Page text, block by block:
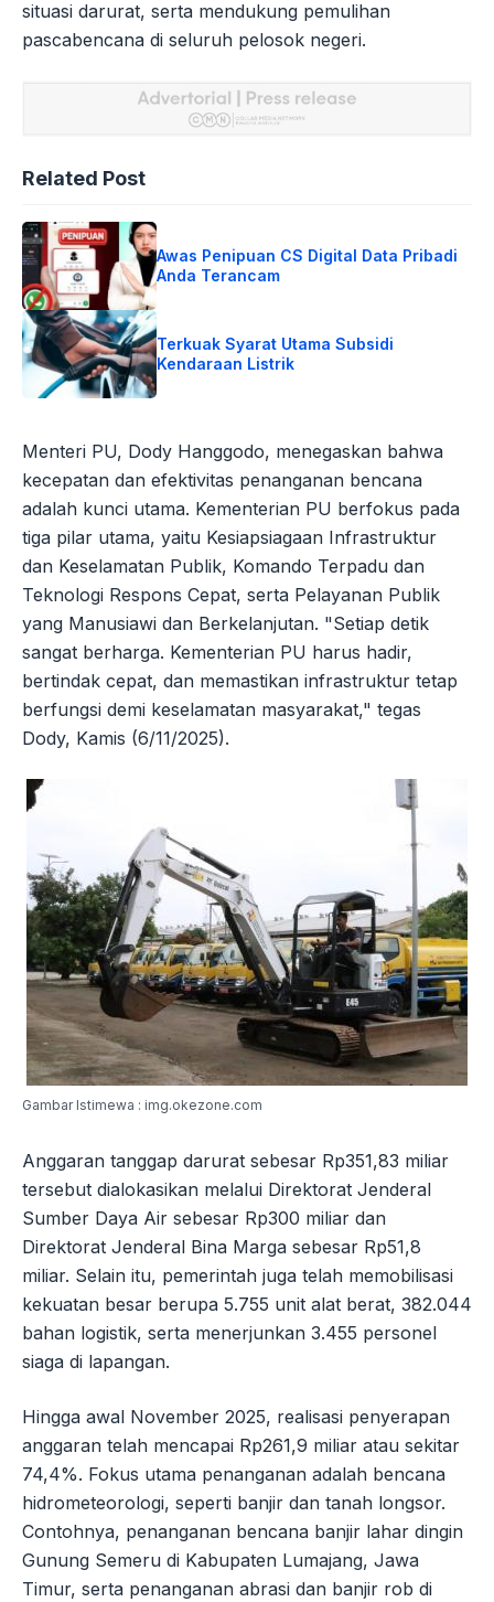
situasi darurat, serta mendukung pemulihan
pascabencana di seluruh pelosok negeri.
Related Post
Awas Penipuan CS Digital Data Pribadi
Anda Terancam
Terkuak Syarat Utama Subsidi
Kendaraan Listrik
Menteri PU, Dody Hanggodo, menegaskan bahwa
kecepatan dan efektivitas penanganan bencana
adalah kunci utama. Kementerian PU berfokus pada
tiga pilar utama, yaitu Kesiapsiagaan Infrastruktur
dan Keselamatan Publik, Komando Terpadu dan
Teknologi Respons Cepat, serta Pelayanan Publik
yang Manusiawi dan Berkelanjutan. "Setiap detik
sangat berharga. Kementerian PU harus hadir,
bertindak cepat, dan memastikan infrastruktur tetap
berfungsi demi keselamatan masyarakat," tegas
Dody, Kamis (6/11/2025).
Gambar Istimewa : img.okezone.com
Anggaran tanggap darurat sebesar Rp351,83 miliar
tersebut dialokasikan melalui Direktorat Jenderal
Sumber Daya Air sebesar Rp300 miliar dan
Direktorat Jenderal Bina Marga sebesar Rp51,8
miliar. Selain itu, pemerintah juga telah memobilisasi
kekuatan besar berupa 5.755 unit alat berat, 382.044
bahan logistik, serta menerjunkan 3.455 personel
siaga di lapangan.
Hingga awal November 2025, realisasi penyerapan
anggaran telah mencapai Rp261,9 miliar atau sekitar
74,4%. Fokus utama penanganan adalah bencana
hidrometeorologi, seperti banjir dan tanah longsor.
Contohnya, penanganan bencana banjir lahar dingin
Gunung Semeru di Kabupaten Lumajang, Jawa
Timur, serta penanganan abrasi dan banjir rob di